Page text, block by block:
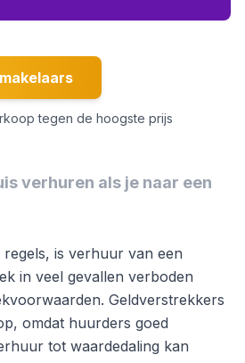
tegen de hoogste prijs
verhuren als je naar een
regels, is verhuur van een
in veel gevallen verboden
Geldverstrekkers
omdat huurders goed
tot waardedaling kan